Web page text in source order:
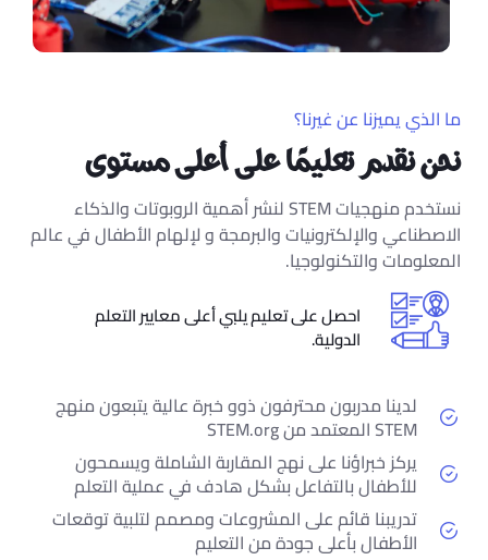
ما الذي يميزنا عن غيرنا؟
نحن نقدم تعليمًا على أعلى مستوى
نستخدم منهجيات STEM لنشر أهمية الروبوتات والذكاء
الاصطناعي والإلكترونيات والبرمجة و لإلهام الأطفال في عالم
المعلومات والتكنولوجيا.
احصل على تعليم يلبي أعلى معايير التعلم
الدولية.
لدينا مدربون محترفون ذوو خبرة عالية يتبعون منهج
STEM المعتمد من STEM.org
يركز خبراؤنا على نهج المقاربة الشاملة ويسمحون
للأطفال بالتفاعل بشكل هادف في عملية التعلم
تدريبنا قائم على المشروعات ومصمم لتلبية توقعات
الأطفال بأعلى جودة من التعليم